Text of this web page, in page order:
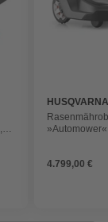
4.799,00 €